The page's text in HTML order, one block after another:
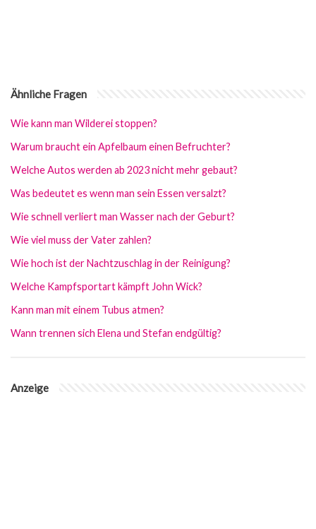
Ähnliche Fragen
Wie kann man Wilderei stoppen?
Warum braucht ein Apfelbaum einen Befruchter?
Welche Autos werden ab 2023 nicht mehr gebaut?
Was bedeutet es wenn man sein Essen versalzt?
Wie schnell verliert man Wasser nach der Geburt?
Wie viel muss der Vater zahlen?
Wie hoch ist der Nachtzuschlag in der Reinigung?
Welche Kampfsportart kämpft John Wick?
Kann man mit einem Tubus atmen?
Wann trennen sich Elena und Stefan endgültig?
Anzeige